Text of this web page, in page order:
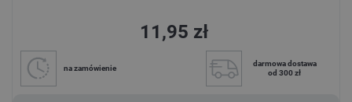
11,95 zł
na zamówienie
darmowa dostawa
od 300 zł